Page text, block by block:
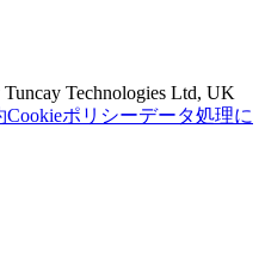
Technologies Ltd, UK
Cookieポリシーデータ処理に